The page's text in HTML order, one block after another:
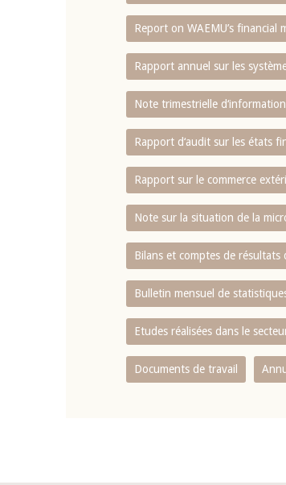
Report on WAEMU’s
Rapport annuel sur les
Note trimestrielle d‘information
Rapport d‘audit sur les états
Rapport sur le commerce
Note sur la situation de la
Bilans et comptes de résultats
Bulletin mensuel de
Etudes réalisées dans le
Documents de travail